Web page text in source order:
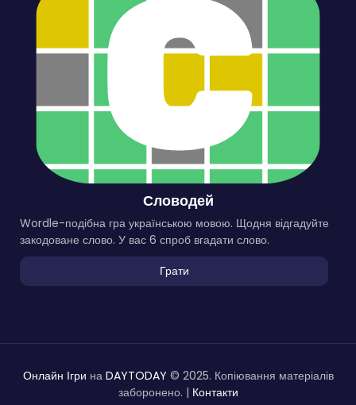
Словодей
Wordle-подібна гра українською мовою. Щодня відгадуйте
закодоване слово. У вас 6 спроб вгадати слово.
Грати
Онлайн Ігри на DAYTODAY © 2025. Копіювання матеріалів
заборонено. | Контакти